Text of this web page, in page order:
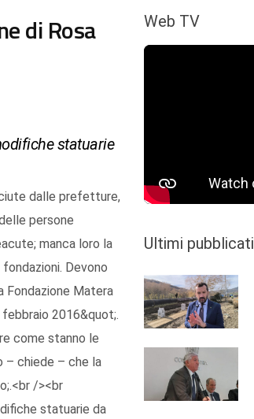
di Rosa
statuarie
dalle prefetture,
persone
manca loro la
Devono
Fondazione Matera
2016&quot;.
come stanno le
– chiede – che la
/><br
statuarie da
Web TV
Ultimi pubblicati